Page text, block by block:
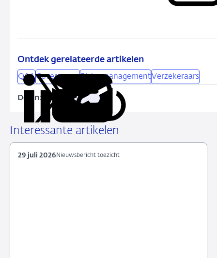
Ontdek gerelateerde artikelen
Q&AGovernance RisicomanagementVerzekeraars
Delen:
Deel
LinkedIn
via
X
Deel
Facebook
Deel
e-
Kopieer
Interessante artikelen
Nieuwsbericht toezicht
29 juli 2026